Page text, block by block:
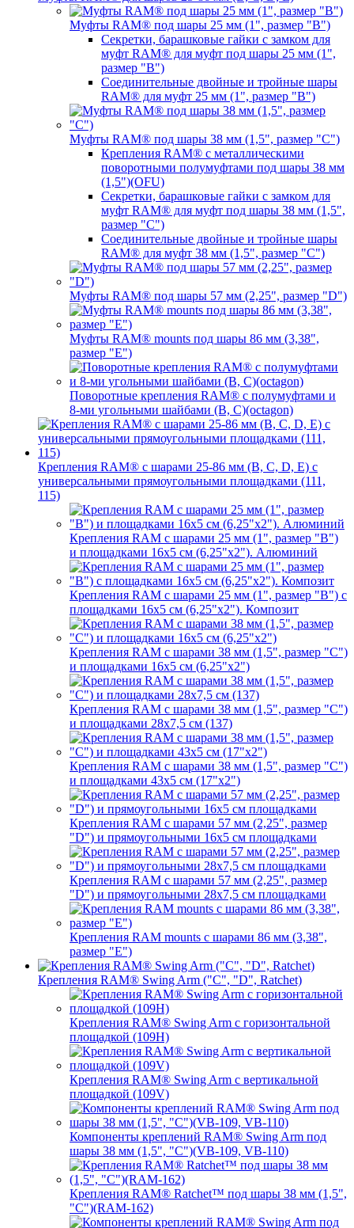
Муфты RAM® под шары 25 мм (1", размер "B")
Секретки, барашковые гайки с замком для
муфт RAM® для муфт под шары 25 мм (1",
размер "B")
Соединительные двойные и тройные шары
RAM® для муфт 25 мм (1", размер "B")
Муфты RAM® под шары 38 мм (1,5", размер "C")
Крепления RAM® с металлическими
поворотными полумуфтами под шары 38 мм
(1,5")(OFU)
Секретки, барашковые гайки с замком для
муфт RAM® для муфт под шары 38 мм (1,5",
размер "C")
Соединительные двойные и тройные шары
RAM® для муфт 38 мм (1,5", размер "C")
Муфты RAM® под шары 57 мм (2,25", размер "D")
Муфты RAM® mounts под шары 86 мм (3,38",
размер "E")
Поворотные крепления RAM® c полумуфтами и
8-ми угольными шайбами (B, C)(octagon)
Крепления RAM® с шарами 25-86 мм (B, C, D, E) с
универсальными прямоугольными площадками (111,
115)
Крепления RAM с шарами 25 мм (1", размер "B")
и площадками 16х5 см (6,25"х2"). Алюминий
Крепления RAM с шарами 25 мм (1", размер "B") с
площадками 16х5 см (6,25"х2"). Композит
Крепления RAM с шарами 38 мм (1,5", размер "C")
и площадками 16х5 см (6,25"х2")
Крепления RAM с шарами 38 мм (1,5", размер "C")
и площадками 28х7,5 см (137)
Крепления RAM с шарами 38 мм (1,5", размер "C")
и площадками 43х5 см (17"х2")
Крепления RAM с шарами 57 мм (2,25", размер
"D") и прямоугольными 16х5 см площадками
Крепления RAM с шарами 57 мм (2,25", размер
"D") и прямоугольными 28х7,5 см площадками
Крепления RAM mounts с шарами 86 мм (3,38",
размер "E")
Крепления RAM® Swing Arm ("C", "D", Ratchet)
Крепления RAM® Swing Arm с горизонтальной
площадкой (109H)
Крепления RAM® Swing Arm с вертикальной
площадкой (109V)
Компоненты креплений RAM® Swing Arm под
шары 38 мм (1,5", "C")(VB-109, VB-110)
Крепления RAM® Ratchet™ под шары 38 мм (1,5",
"C")(RAM-162)